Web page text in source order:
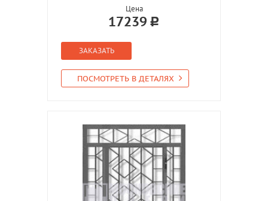
Цена
17239
ЗАКАЗАТЬ
ПОСМОТРЕТЬ В ДЕТАЛЯХ